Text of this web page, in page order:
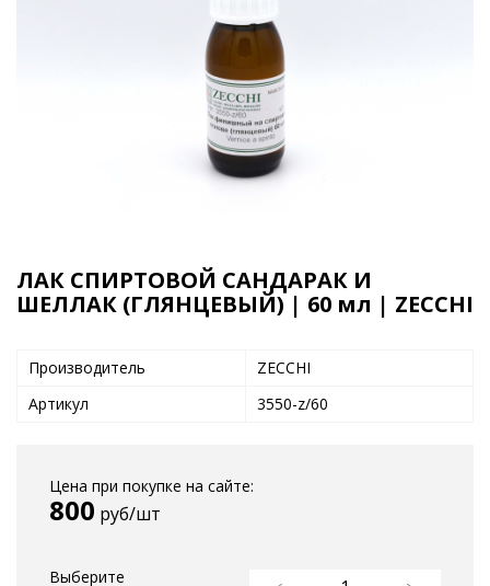
ЛАК СПИРТОВОЙ САНДАРАК И
ШЕЛЛАК (ГЛЯНЦЕВЫЙ) | 60 мл | ZECCHI
Производитель
ZECCHI
Артикул
3550-z/60
Цена при покупке на сайте:
800 руб/шт
Выберите